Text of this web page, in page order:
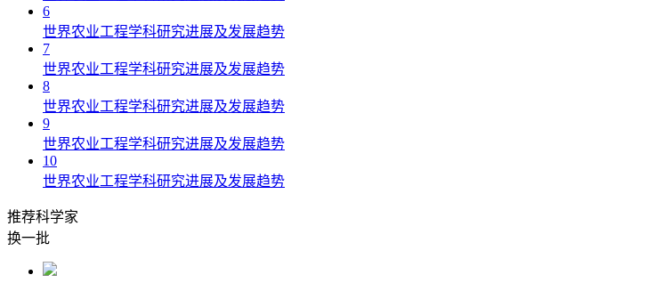
6
世界农业工程学科研究进展及发展趋势
7
世界农业工程学科研究进展及发展趋势
8
世界农业工程学科研究进展及发展趋势
9
世界农业工程学科研究进展及发展趋势
10
世界农业工程学科研究进展及发展趋势
推荐科学家
换一批